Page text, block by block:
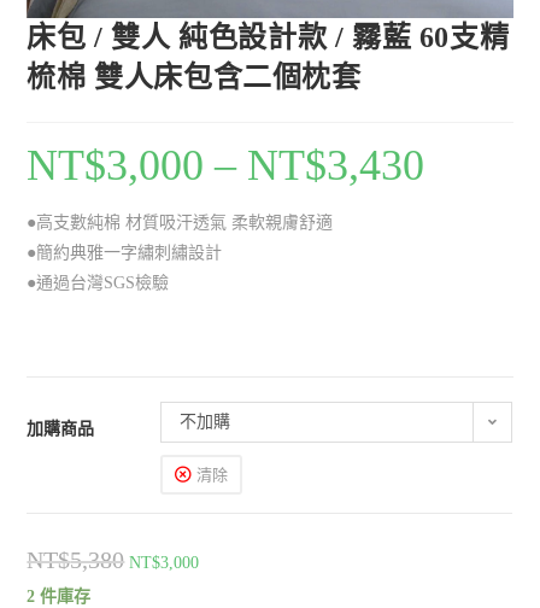
床包 / 雙人 純色設計款 / 霧藍 60支精
梳棉 雙人床包含二個枕套
NT$3,000 – NT$3,430
●高支數純棉 材質吸汗透氣 柔軟親膚舒適
●簡約典雅一字繡刺繡設計
●通過台灣SGS檢驗
加購商品 不加購
清除
NT$5,380 NT$3,000
2 件庫存